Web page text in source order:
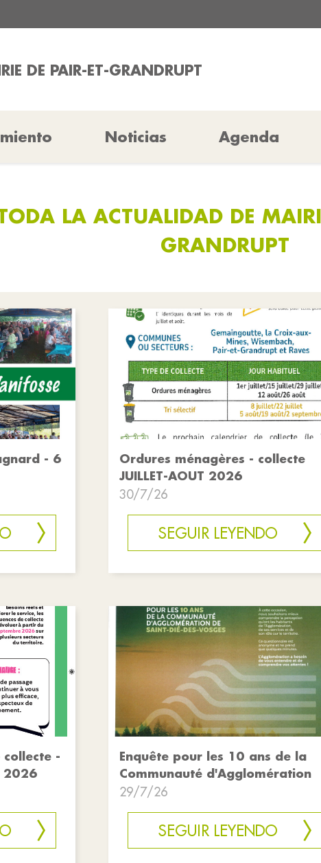
DE PAIR-ET-GRANDRUPT
Noticias Agenda
LA ACTUALIDAD DE
GRANDRUPT
- 6
Ordures ménagères - collecte
JUILLET-AOUT 2026
30/7/26
SEGUIR LEYENDO
collecte -
2026
Enquête pour les 10 ans de la
Communauté d'Agglomération
29/7/26
SEGUIR LEYENDO